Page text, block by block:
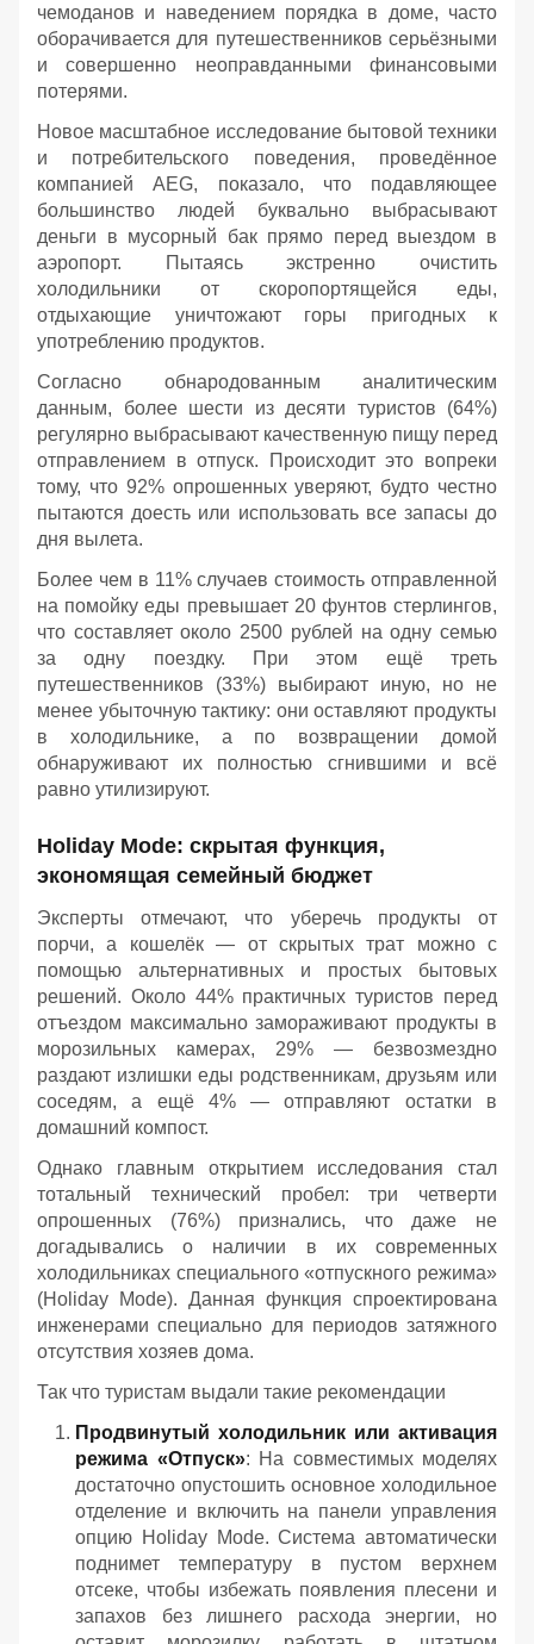
чемоданов и наведением порядка в доме, часто
оборачивается для путешественников серьёзными
и совершенно неоправданными финансовыми
потерями.
Новое масштабное исследование бытовой техники
и потребительского поведения, проведённое
компанией AEG, показало, что подавляющее
большинство людей буквально выбрасывают
деньги в мусорный бак прямо перед выездом в
аэропорт. Пытаясь экстренно очистить
холодильники от скоропортящейся еды,
отдыхающие уничтожают горы пригодных к
употреблению продуктов.
Согласно обнародованным аналитическим
данным, более шести из десяти туристов (64%)
регулярно выбрасывают качественную пищу перед
отправлением в отпуск. Происходит это вопреки
тому, что 92% опрошенных уверяют, будто честно
пытаются доесть или использовать все запасы до
дня вылета.
Более чем в 11% случаев стоимость отправленной
на помойку еды превышает 20 фунтов стерлингов,
что составляет около 2500 рублей на одну семью
за одну поездку. При этом ещё треть
путешественников (33%) выбирают иную, но не
менее убыточную тактику: они оставляют продукты
в холодильнике, а по возвращении домой
обнаруживают их полностью сгнившими и всё
равно утилизируют.
Holiday Mode: скрытая функция,
экономящая семейный бюджет
Эксперты отмечают, что уберечь продукты от
порчи, а кошелёк — от скрытых трат можно с
помощью альтернативных и простых бытовых
решений. Около 44% практичных туристов перед
отъездом максимально замораживают продукты в
морозильных камерах, 29% — безвозмездно
раздают излишки еды родственникам, друзьям или
соседям, а ещё 4% — отправляют остатки в
домашний компост.
Однако главным открытием исследования стал
тотальный технический пробел: три четверти
опрошенных (76%) признались, что даже не
догадывались о наличии в их современных
холодильниках специального «отпускного режима»
(Holiday Mode). Данная функция спроектирована
инженерами специально для периодов затяжного
отсутствия хозяев дома.
Так что туристам выдали такие рекомендации
Продвинутый холодильник или активация
режима «Отпуск»: На совместимых моделях
достаточно опустошить основное холодильное
отделение и включить на панели управления
опцию Holiday Mode. Система автоматически
поднимет температуру в пустом верхнем
отсеке, чтобы избежать появления плесени и
запахов без лишнего расхода энергии, но